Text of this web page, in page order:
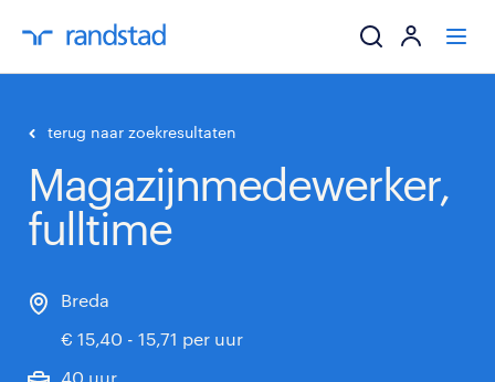
werkgevers
terug naar zoekresultaten
Magazijnmedewerker,
fulltime
Breda
€ 15,40 - 15,71 per uur
40 uur